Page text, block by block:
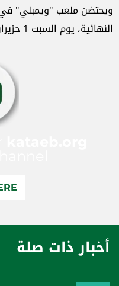
ويحتضن ملعب "ويمبلي" في
النهائية، يوم السبت 1 حزيران المقبل.
أخبار ذات صلة